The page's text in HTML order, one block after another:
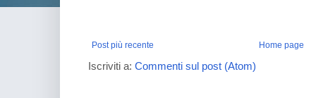
Post più recente Home page
Iscriviti a: Commenti sul post (Atom)